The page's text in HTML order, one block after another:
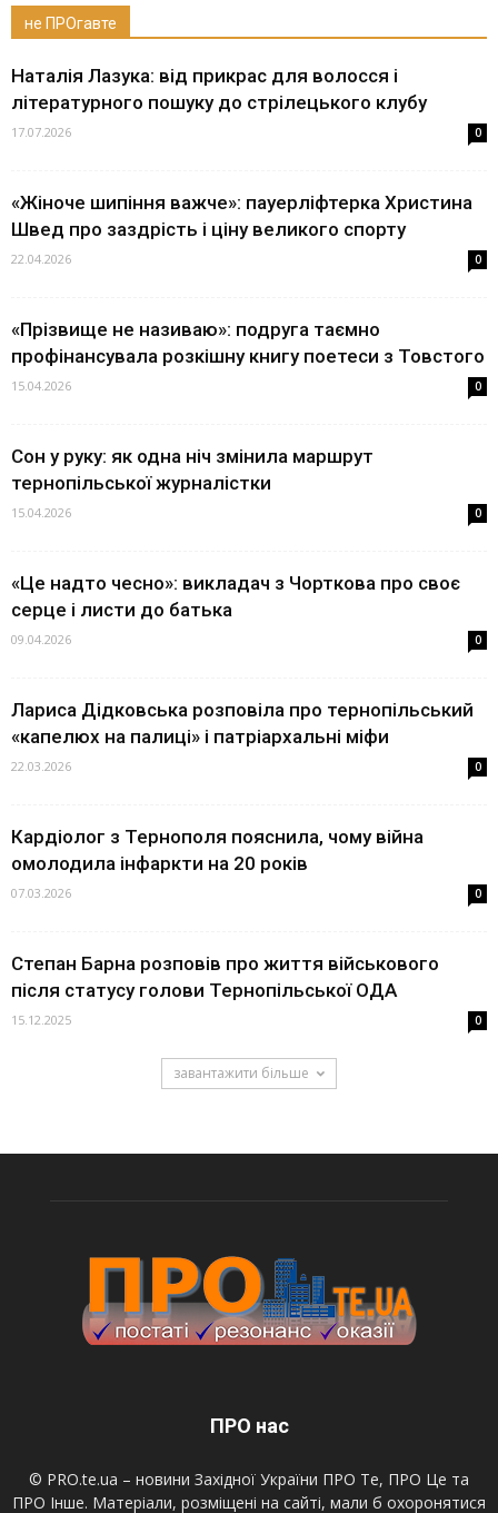
не ПРОгавте
Наталія Лазука: від прикрас для волосся і
літературного пошуку до стрілецького клубу
17.07.2026 0
«Жіноче шипіння важче»: пауерліфтерка Христина
Швед про заздрість і ціну великого спорту
22.04.2026 0
«Прізвище не називаю»: подруга таємно
профінансувала розкішну книгу поетеси з Товстого
15.04.2026 0
Сон у руку: як одна ніч змінила маршрут
тернопільської журналістки
15.04.2026 0
«Це надто чесно»: викладач з Чорткова про своє
серце і листи до батька
09.04.2026 0
Лариса Дідковська розповіла про тернопільський
«капелюх на палиці» і патріархальні міфи
22.03.2026 0
Кардіолог з Тернополя пояснила, чому війна
омолодила інфаркти на 20 років
07.03.2026 0
Степан Барна розповів про життя військового
після статусу голови Тернопільської ОДА
15.12.2025 0
завантажити більше
ПРО нас
© PRO.te.ua – новини Західної України ПРО Те, ПРО Це та
ПРО Інше. Матеріали, розміщені на сайті, мали б охоронятися